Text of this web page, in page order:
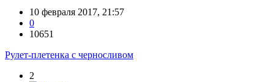
10 февраля 2017, 21:57
0
10651
Рулет-плетенка с черносливом
2